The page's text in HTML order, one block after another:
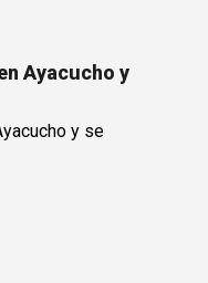
Ayacucho y